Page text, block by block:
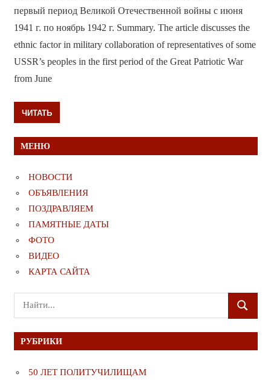
первый период Великой Отечественной войны с июня
1941 г. по ноябрь 1942 г. Summary. The article discusses the
ethnic factor in military collaboration of representatives of some
USSR’s peoples in the first period of the Great Patriotic War
from June
ЧИТАТЬ
МЕНЮ
НОВОСТИ
ОБЪЯВЛЕНИЯ
ПОЗДРАВЛЯЕМ
ПАМЯТНЫЕ ДАТЫ
ФОТО
ВИДЕО
КАРТА САЙТА
Поиск
для:
ПОИСК
РУБРИКИ
50 ЛЕТ ПОЛИТУЧИЛИЩАМ